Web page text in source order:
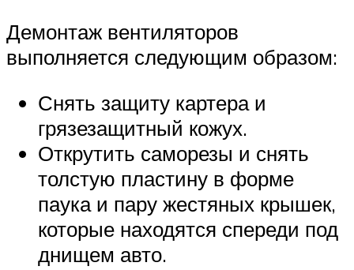
Демонтаж вентиляторов
выполняется следующим образом:
Снять защиту картера и
грязезащитный кожух.
Открутить саморезы и снять
толстую пластину в форме
паука и пару жестяных крышек,
которые находятся спереди под
днищем авто.